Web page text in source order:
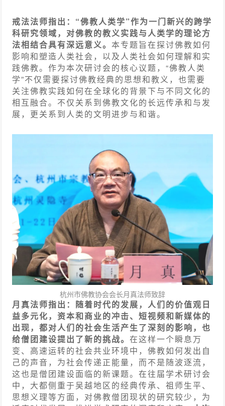
戒法法师指出：“佛教人类学”作为一门新兴的跨学
科研究领域，对佛教的教义实践与人类学的理论方
法相结合具有深远意义。本专题旨在探讨佛教如何
影响和塑造人类社会，以及人类社会如何理解和实
践佛教。作为本次研讨会的核心议题，“佛教人类
学”不仅需要探讨佛教经典的思想和教义，也需要
关注佛教实践如何在全球化的背景下与不同文化的
相互融合。不仅关系到佛教文化的长远传承和与发
展，更关系到人类的文明进步与和谐。
杭州市佛教协会会长月真法师致辞
月真法师指出：随着时代的发展，人们的价值观日
益多元化，资本和商业的冲击、短视频和新媒体的
出现，都对人们的社会生活产生了深刻的影响，也
给僧团建设提出了新的挑战。在这样一个瞬息万
变、高速运转的社会共业环境中，佛教如何发出自
己的声音，为社会传递正能量，而不是随波逐流，
这也是僧团建设面临的新课题。在往届学术研讨会
中，大都侧重于吴越地区的经典传承、祖师生平、
思想义理等方面，对佛教僧团现状的研究较少，为